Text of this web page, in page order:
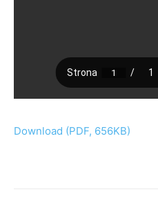
Download (PDF, 656KB)